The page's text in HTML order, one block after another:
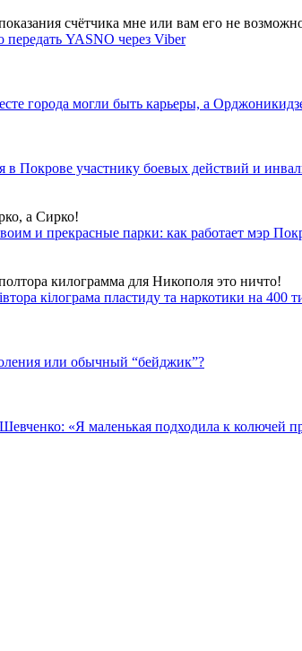
счётчика мне или вам его не
передать YASNO через Viber
города могли быть карьеры, а
в Покрове участнику боевых действий и
а Сирко!
и прекрасные парки: как работает мэр
килограмма для Никополя это ничто!
кілограма пластиду та наркотики на 400
или обычный “бейджик”?
«Я маленькая подходила к колючей